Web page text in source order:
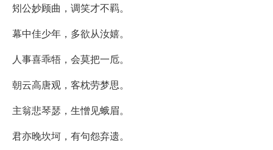
矧公妙顾曲，调笑才不羁。
幕中佳少年，多欲从汝嬉。
人事喜乖牾，会莫把一卮。
朝云高唐观，客枕劳梦思。
主翁悲琴瑟，生憎见蛾眉。
君亦晚坎坷，有句怨弃遗。